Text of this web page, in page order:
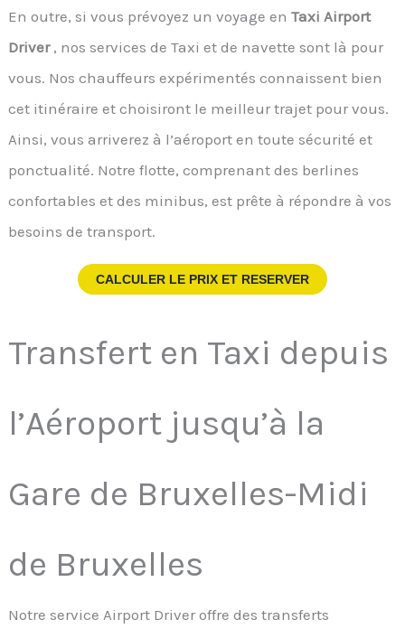
En outre, si vous prévoyez un voyage en Taxi Airport
Driver, nos services de Taxi et de navette sont là pour
vous. Nos chauffeurs expérimentés connaissent bien
cet itinéraire et choisiront le meilleur trajet pour vous.
Ainsi, vous arriverez à l’aéroport en toute sécurité et
ponctualité. Notre flotte, comprenant des berlines
confortables et des minibus, est prête à répondre à vos
besoins de transport.
CALCULER LE PRIX ET RESERVER
Transfert en Taxi depuis
l’Aéroport jusqu’à la
Gare de Bruxelles-Midi
de Bruxelles
Notre service Airport Driver offre des transferts